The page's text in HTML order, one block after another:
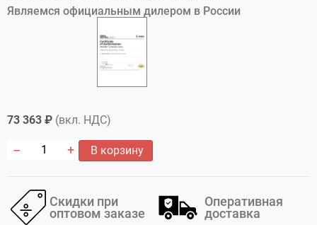
Являемся официальным дилером в России
73 363 ₽ (вкл. НДС)
В корзину
Скидки при
оптовом заказе
Оперативная
доставка